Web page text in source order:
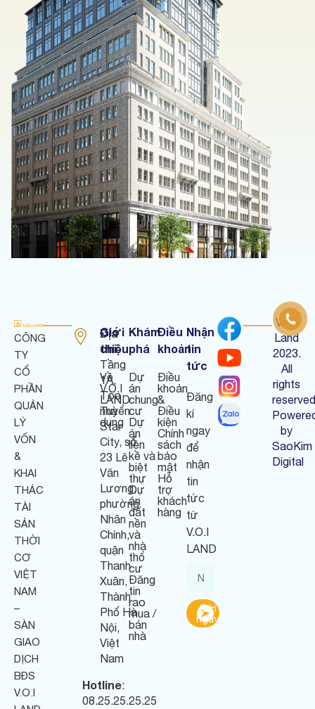
CÔNG
TY
CỔ
PHẦN
QUẢN
LÝ
VỐN
&
KHAI
THÁC
TÀI
SẢN
THỜI
CƠ
VIỆT
NAM
–
SÀN
GIAO
DỊCH
BĐS
V.O.I
Địa
chỉ:
Tầng
1A,
Tòa
nhà
Star
City, số
23 Lê
Văn
Lương,
phường
Nhân
Chính,
quận
Thanh
Xuân,
Thành
Phố Hà
Nội,
Việt
Nam
Hotline:
08.25.25.25.25
Giới
thiệu
Về
V.O.I
LAND
Tuyển
dụng
Khám
phá
Dự
án
chung
cư
Dự
án
liền
kề và
biệt
thự
Dự
án
đất
nền
và
nhà
thổ
cư
Đăng
tin
rao
mua /
bán
nhà
Điều
khoản
Điều
khoản
&
Điều
kiện
Chính
sách
bảo
mật
Hỗ
trợ
khách
hàng
Nhận
tin
tức
Đăng
kí
ngay
để
nhận
tin
tức
từ
V.O.I
LAND
Gửi
ngay
V.O.I
Land
2023.
All
rights
by
SaoKim
Digital